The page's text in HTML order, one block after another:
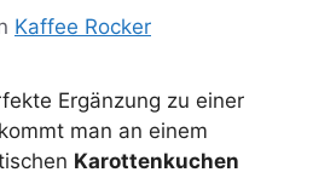
Kaffee Rocker
Ergänzung zu einer
man an einem
Karottenkuchen